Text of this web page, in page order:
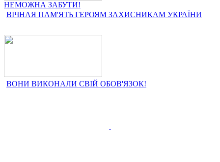
НЕМОЖНА ЗАБУТИ!
ВІЧНАЯ ПАМ'ЯТЬ ГЕРОЯМ ЗАХИСНИКАМ УКРАЇНИ
ВОНИ ВИКОНАЛИ СВІЙ ОБОВ'ЯЗОК!